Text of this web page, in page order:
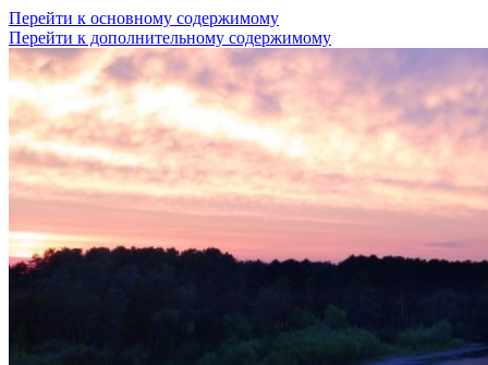
Перейти к основному содержимому
Перейти к дополнительному содержимому